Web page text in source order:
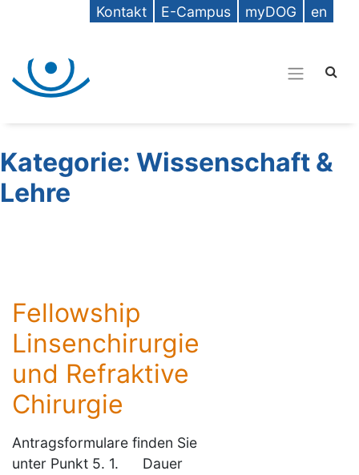
Kontakt E-Campus myDOG en
Kategorie: Wissenschaft &
Lehre
Fellowship
Linsenchirurgie
und Refraktive
Chirurgie
Antragsformulare finden Sie
unter Punkt 5. 1. Dauer